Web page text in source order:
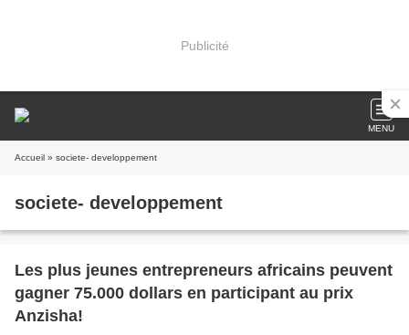
Publicité
MENU
Accueil » societe- developpement
societe- developpement
Les plus jeunes entrepreneurs africains peuvent
gagner 75.000 dollars en participant au prix
Anzisha!